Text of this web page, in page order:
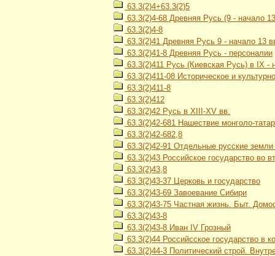
63.3(2)4+63.3(2)5
63.3(2)4-68 Древняя Русь (9 - начало
63.3(2)4-8
63.3(2)41 Древняя Русь 9 - начало 13
63.3(2)41-8 Древняя Русь - персоналии
63.3(2)411 Русь (Киевская Русь) в IX -
63.3(2)411-08 Историческое и
63.3(2)411-8
63.3(2)412
63.3(2)42 Русь в XIII-XV вв.
63.3(2)42-681 Нашествие монголо-татар
63.3(2)42-682,8
63.3(2)42-91 Отдельные русские
63.3(2)43 Российское государство во
63.3(2)43,8
63.3(2)43-37 Церковь и государство
63.3(2)43-69 Завоевание Сибири
63.3(2)43-75 Частная жизнь. Быт.
63.3(2)43-8
63.3(2)43-8 Иван IV Грозный
63.3(2)44 Российсское государство в
63.3(2)44-3 Политический строй.